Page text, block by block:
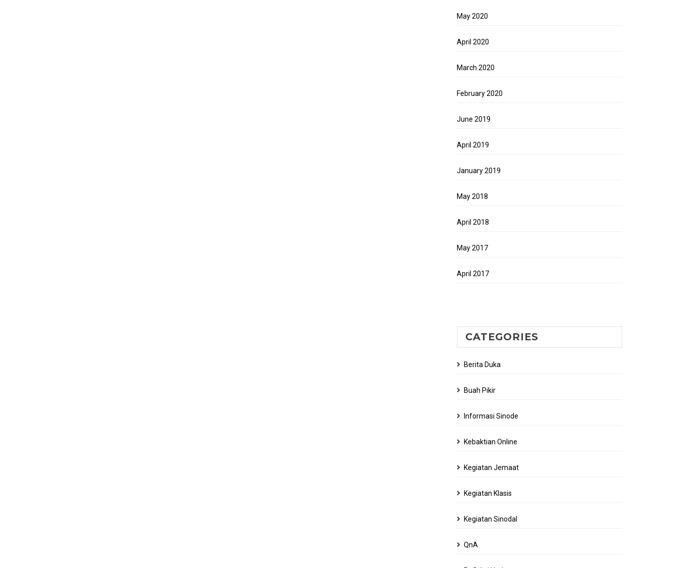
May 2020
April 2020
March 2020
February 2020
June 2019
April 2019
January 2019
May 2018
April 2018
May 2017
April 2017
CATEGORIES
Berita Duka
Buah Pikir
Informasi Sinode
Kebaktian Online
Kegiatan Jemaat
Kegiatan Klasis
Kegiatan Sinodal
QnA